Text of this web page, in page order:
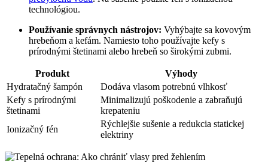
technológiou.
Používanie správnych nástrojov: Vyhýbajte sa kovovým
hrebeňom a kefám. Namiesto toho používajte kefy s
prírodnými štetinami alebo hrebeň so širokými zubmi.
Produkt
Výhody
Hydratačný šampón
Dodáva vlasom potrebnú vlhkosť
Kefy s prírodnými
štetinami
Minimalizujú poškodenie a zabraňujú
krepateniu
Ionizačný fén
Rýchlejšie sušenie a redukcia statickej
elektriny